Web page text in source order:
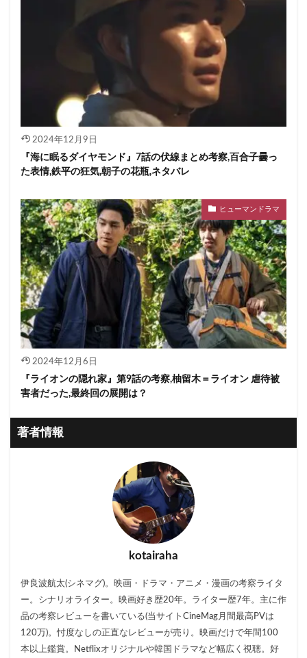
2024年12月9日
『海に眠るダイヤモンド』7話の伏線まとめ考察,百合子曇っ
た表情,鉄平の狂気,朝子の花瓶,ネタバレ
ヒューマンドラマ
2024年12月6日
『ライオンの隠れ家』第9話の考察,柚留木＝ライオン 虐待被
害者だった,最終回の展開は？
著者情報
kotairaha
伊良波航太(シネマグ)。映画・ドラマ・アニメ・漫画の考察ライタ
ー。シナリオライター。映画好き歴20年。ライター歴7年。主に作
品の考察レビューを書いている(当サイトCineMag月間最高PVは
120万)。忖度なしの正直なレビューが売り。映画だけで年間100
本以上鑑賞。Netflixオリジナルや韓国ドラマなど幅広く視聴。好